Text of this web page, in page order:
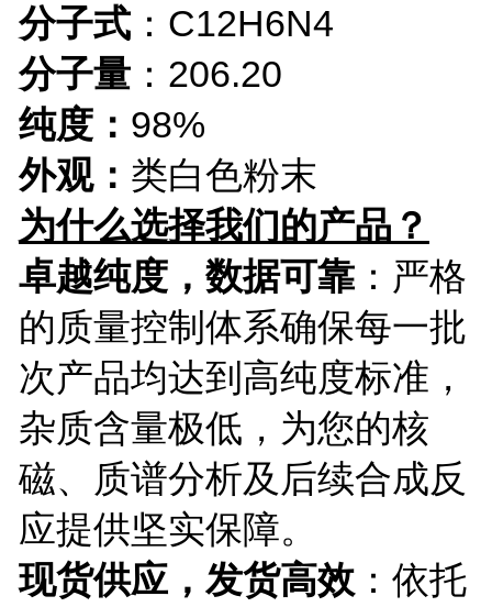
分子式：C12H6N4
分子量：206.20
纯度： 98%
外观： 类白色粉末
为什么选择我们的产品？
卓越纯度，数据可靠：严格
的质量控制体系确保每一批
次产品均达到高纯度标准，
杂质含量极低，为您的核
磁、质谱分析及后续合成反
应提供坚实保障。
现货供应，发货高效：依托